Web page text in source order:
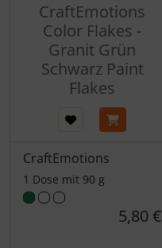
CraftEmotions
Color Flakes -
Granit Grün
Schwarz Paint
Flakes
CraftEmotions
1 Dose mit 90 g
5,80 €